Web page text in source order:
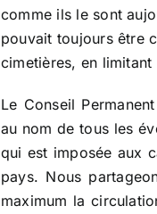
comme ils le sont
pouvait toujours être
cimetières, en
Le Conseil
au nom de tous les
qui est imposée aux
pays. Nous
maximum la